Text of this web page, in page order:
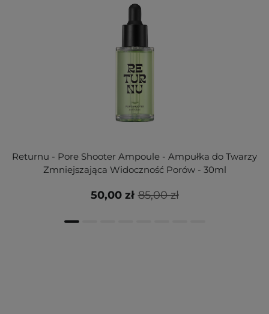
Returnu - Pore Shooter Ampoule - Ampułka do Twarzy
Zmniejszająca Widoczność Porów - 30ml
85,00 zł
50,00 zł